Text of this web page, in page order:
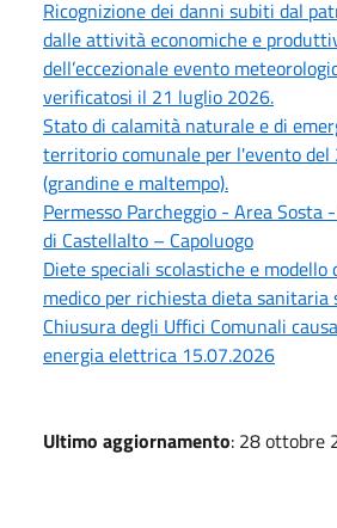
Ricognizione dei danni subiti dal
dalle attività economiche e
dell’eccezionale evento
verificatosi il 21 luglio 2026.
Stato di calamità naturale e di
territorio comunale per l'evento
(grandine e maltempo).
Permesso Parcheggio - Area
di Castellalto – Capoluogo
Diete speciali scolastiche e
medico per richiesta dieta sanitaria
Chiusura degli Uffici Comunali
energia elettrica 15.07.2026
Ultimo aggiornamento: 28 ottobre